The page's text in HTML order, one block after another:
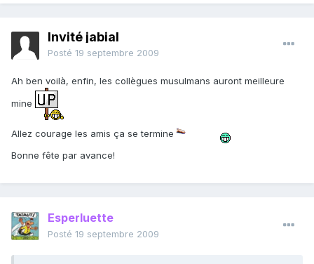
Invité jabial
Posté 19 septembre 2009
Ah ben voilà, enfin, les collègues musulmans auront meilleure
mine
Allez courage les amis ça se termine
Bonne fête par avance!
Esperluette
Posté 19 septembre 2009